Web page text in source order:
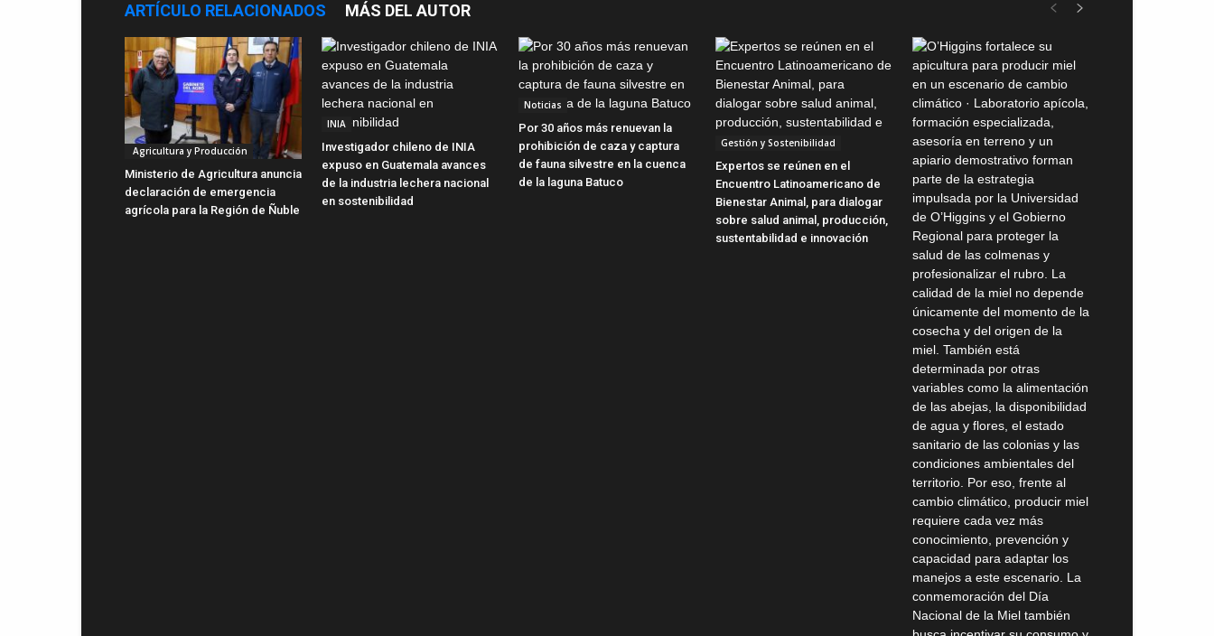
ARTÍCULO RELACIONADOS MÁS DEL AUTOR
Agricultura y Producción
Ministerio de Agricultura anuncia
declaración de emergencia
agrícola para la Región de Ñuble
INIA
Investigador chileno de INIA
expuso en Guatemala avances
de la industria lechera nacional
en sostenibilidad
Noticias
Por 30 años más renuevan la
prohibición de caza y captura
de fauna silvestre en la cuenca
de la laguna Batuco
Gestión y Sostenibilidad
Expertos se reúnen en el
Encuentro Latinoamericano de
Bienestar Animal, para dialogar
sobre salud animal, producción,
sustentabilidad e innovación